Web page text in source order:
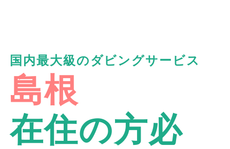
国内最大級のダビングサービス
島根
在住の方必